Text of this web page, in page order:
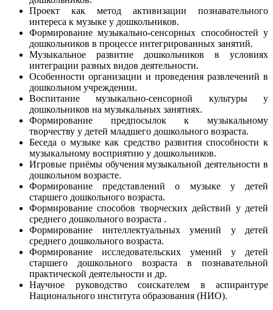
Проект как метод активизации познавательного
интереса к музыке у дошкольников.
Формирование музыкально-сенсорных способностей у
дошкольников в процессе интегрированных занятий.
Музыкальное развитие дошкольников в условиях
интеграции разных видов деятельности.
Особенности организации и проведения развлечений в
дошкольном учреждении.
Воспитание музыкально-сенсорной культуры у
дошкольников на музыкальных занятиях.
Формирование предпосылок к музыкальному
творчеству у детей младшего дошкольного возраста.
Беседа о музыке как средство развития способности к
музыкальному восприятию у дошкольников.
Игровые приёмы обучения музыкальной деятельности в
дошкольном возрасте.
Формирование представлений о музыке у детей
старшего дошкольного возраста.
Формирование способов творческих действий у детей
среднего дошкольного возраста .
Формирование интеллектуальных умений у детей
среднего дошкольного возраста.
Формирование исследовательских умений у детей
старшего дошкольного возраста в познавательной
практической деятельности и др.
Научное руководство соискателем в аспирантуре
Национального института образования (НИО).